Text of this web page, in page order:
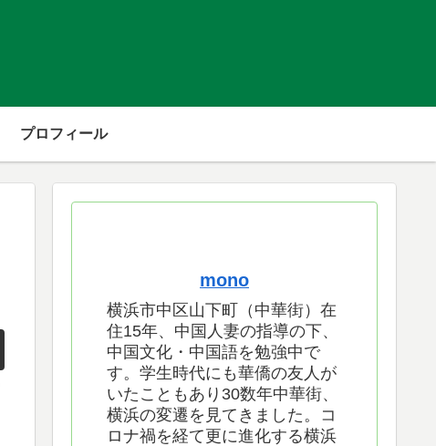
プロフィール
mono
横浜市中区山下町（中華街）在
住15年、中国人妻の指導の下、
中国文化・中国語を勉強中で
す。学生時代にも華僑の友人が
いたこともあり30数年中華街、
横浜の変遷を見てきました。コ
ロナ禍を経て更に進化する横浜